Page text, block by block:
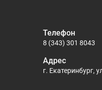
Телефон
8 (343) 301 8043
Адрес
г. Екатеринбург,